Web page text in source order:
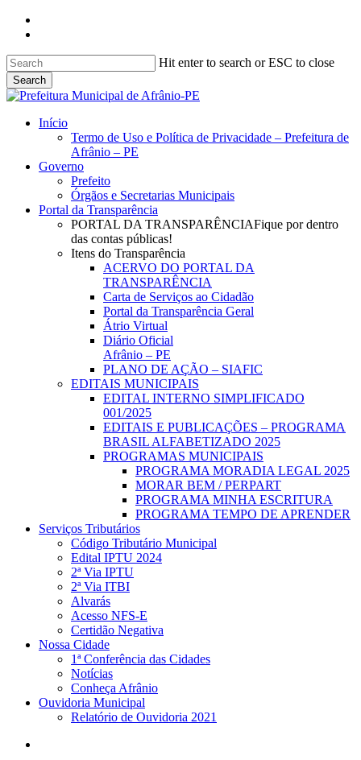
Skip
content
Hit enter to search or ESC to close
Search
Close
search
Menu
Início
Termo de Uso e Política de Privacidade – Prefeitura de
Afrânio – PE
Governo
Prefeito
Órgãos e Secretarias Municipais
Portal da Transparência
PORTAL DA TRANSPARÊNCIAFique por dentro
das contas públicas!
Itens do Transparência
ACERVO DO PORTAL DA
TRANSPARÊNCIA
Carta de Serviços ao Cidadão
Portal da Transparência Geral
Átrio Virtual
Diário Oficial
Afrânio – PE
PLANO DE AÇÃO – SIAFIC
EDITAIS MUNICIPAIS
EDITAL INTERNO SIMPLIFICADO
001/2025
EDITAIS E PUBLICAÇÕES – PROGRAMA
BRASIL ALFABETIZADO 2025
PROGRAMAS MUNICIPAIS
PROGRAMA MORADIA LEGAL 2025
MORAR BEM / PERPART
PROGRAMA MINHA ESCRITURA
PROGRAMA TEMPO DE APRENDER
Serviços Tributários
Código Tributário Municipal
Edital IPTU 2024
2ª Via IPTU
2ª Via ITBI
Alvarás
Acesso NFS-E
Certidão Negativa
Nossa Cidade
1ª Conferência das Cidades
Notícias
Conheça Afrânio
Ouvidoria Municipal
Relatório de Ouvidoria 2021